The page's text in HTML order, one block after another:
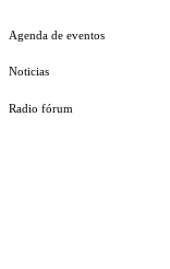
Agenda de eventos
Noticias
Radio fórum